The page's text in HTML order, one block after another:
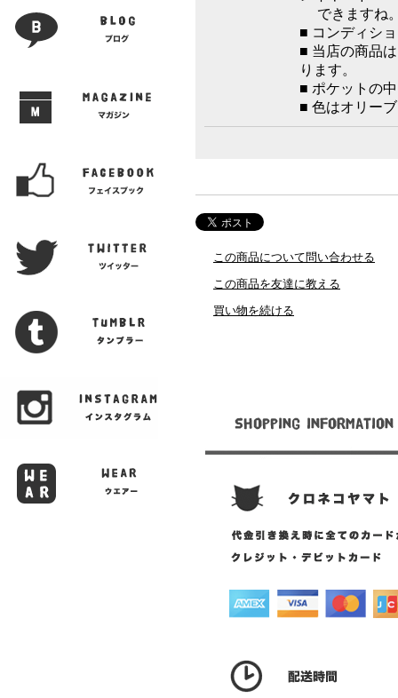
できますね
■ コンディシ
■ 当店の商品
ります。
■ ポケットの
■ 色はオリー
この商品について問い合わせる
この商品を友達に教える
買い物を続ける